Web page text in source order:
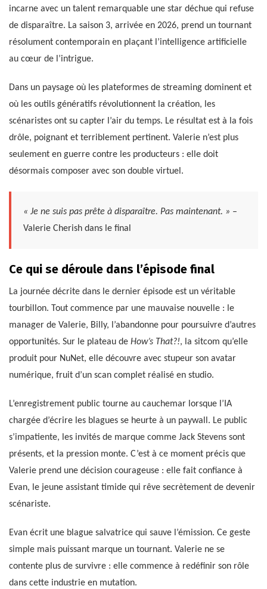
incarne avec un talent remarquable une star déchue qui refuse
de disparaître. La saison 3, arrivée en 2026, prend un tournant
résolument contemporain en plaçant l’intelligence artificielle
au cœur de l’intrigue.
Dans un paysage où les plateformes de streaming dominent et
où les outils génératifs révolutionnent la création, les
scénaristes ont su capter l’air du temps. Le résultat est à la fois
drôle, poignant et terriblement pertinent. Valerie n’est plus
seulement en guerre contre les producteurs : elle doit
désormais composer avec son double virtuel.
« Je ne suis pas prête à disparaître. Pas maintenant. » –
Valerie Cherish dans le final
Ce qui se déroule dans l’épisode final
La journée décrite dans le dernier épisode est un véritable
tourbillon. Tout commence par une mauvaise nouvelle : le
manager de Valerie, Billy, l’abandonne pour poursuivre d’autres
opportunités. Sur le plateau de How’s That?!, la sitcom qu’elle
produit pour NuNet, elle découvre avec stupeur son avatar
numérique, fruit d’un scan complet réalisé en studio.
L’enregistrement public tourne au cauchemar lorsque l’IA
chargée d’écrire les blagues se heurte à un paywall. Le public
s’impatiente, les invités de marque comme Jack Stevens sont
présents, et la pression monte. C’est à ce moment précis que
Valerie prend une décision courageuse : elle fait confiance à
Evan, le jeune assistant timide qui rêve secrètement de devenir
scénariste.
Evan écrit une blague salvatrice qui sauve l’émission. Ce geste
simple mais puissant marque un tournant. Valerie ne se
contente plus de survivre : elle commence à redéfinir son rôle
dans cette industrie en mutation.